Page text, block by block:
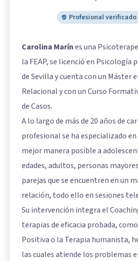
Profesional verificado
Carolina Marínes una
la FEAP, se licenció en Psicología
de Sevilla y cuenta con un Máster
Relacional y con un Curso
de Casos.
A lo largo de más de 20 años de
profesional se ha especializado
mejor manera posible a
edades, adultos, personas
parejas que se encuentren en un
relación, todo ello en sesiones
Su intervención integra el
terapias de eficacia probada,
Positiva o la Terapia humanista,
las cuales atiende los problemas